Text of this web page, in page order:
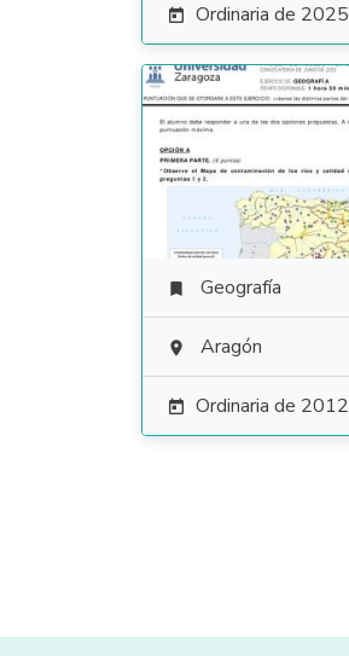
 Ordinaria de 2025
 Geografía
 Aragón
 Ordinaria de 2012